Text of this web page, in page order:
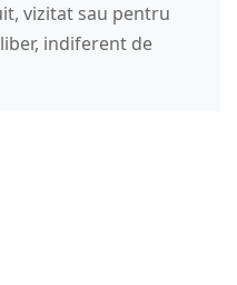
vizitat sau pentru
indiferent de